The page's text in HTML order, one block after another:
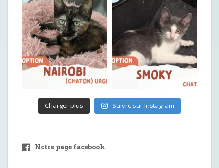
Charger plus Suivre sur Instagram
Notre page facebook